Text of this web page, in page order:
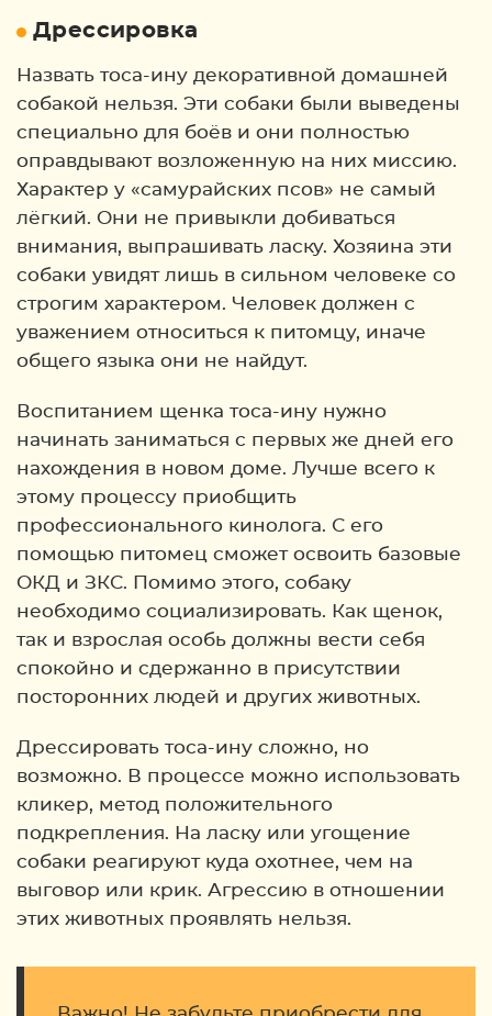
Дрессировка
Назвать тоса-ину декоративной домашней
собакой нельзя. Эти собаки были выведены
специально для боёв и они полностью
оправдывают возложенную на них миссию.
Характер у «самурайских псов» не самый
лёгкий. Они не привыкли добиваться
внимания, выпрашивать ласку. Хозяина эти
собаки увидят лишь в сильном человеке со
строгим характером. Человек должен с
уважением относиться к питомцу, иначе
общего языка они не найдут.
Воспитанием щенка тоса-ину нужно
начинать заниматься с первых же дней его
нахождения в новом доме. Лучше всего к
этому процессу приобщить
профессионального кинолога. С его
помощью питомец сможет освоить базовые
ОКД и ЗКС. Помимо этого, собаку
необходимо социализировать. Как щенок,
так и взрослая особь должны вести себя
спокойно и сдержанно в присутствии
посторонних людей и других животных.
Дрессировать тоса-ину сложно, но
возможно. В процессе можно использовать
кликер, метод положительного
подкрепления. На ласку или угощение
собаки реагируют куда охотнее, чем на
выговор или крик. Агрессию в отношении
этих животных проявлять нельзя.